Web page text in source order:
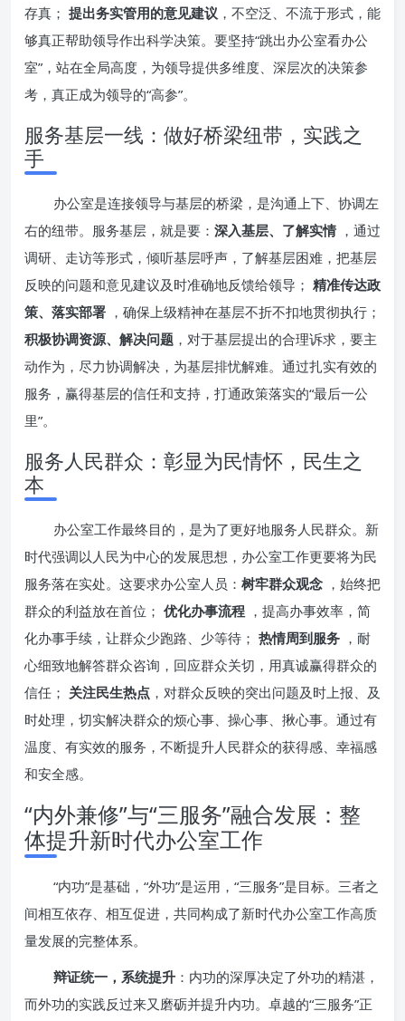
存真； 提出务实管用的意见建议 ，不空泛、不流于形式，能
够真正帮助领导作出科学决策。要坚持“跳出办公室看办公
室”，站在全局高度，为领导提供多维度、深层次的决策参
考，真正成为领导的“高参”。
服务基层一线：做好桥梁纽带，实践之
手
办公室是连接领导与基层的桥梁，是沟通上下、协调左
右的纽带。服务基层，就是要： 深入基层、了解实情 ，通过
调研、走访等形式，倾听基层呼声，了解基层困难，把基层
反映的问题和意见建议及时准确地反馈给领导； 精准传达政
策、落实部署 ，确保上级精神在基层不折不扣地贯彻执行；
积极协调资源、解决问题 ，对于基层提出的合理诉求，要主
动作为，尽力协调解决，为基层排忧解难。通过扎实有效的
服务，赢得基层的信任和支持，打通政策落实的“最后一公
里”。
服务人民群众：彰显为民情怀，民生之
本
办公室工作最终目的，是为了更好地服务人民群众。新
时代强调以人民为中心的发展思想，办公室工作更要将为民
服务落在实处。这要求办公室人员： 树牢群众观念 ，始终把
群众的利益放在首位； 优化办事流程 ，提高办事效率，简
化办事手续，让群众少跑路、少等待； 热情周到服务 ，耐
心细致地解答群众咨询，回应群众关切，用真诚赢得群众的
信任； 关注民生热点 ，对群众反映的突出问题及时上报、及
时处理，切实解决群众的烦心事、操心事、揪心事。通过有
温度、有实效的服务，不断提升人民群众的获得感、幸福感
和安全感。
“内外兼修”与“三服务”融合发展：整
体提升新时代办公室工作
“内功”是基础，“外功”是运用，“三服务”是目标。三者之
间相互依存、相互促进，共同构成了新时代办公室工作高质
量发展的完整体系。
辩证统一，系统提升 ：内功的深厚决定了外功的精湛，
而外功的实践反过来又磨砺并提升内功。卓越的“三服务”正